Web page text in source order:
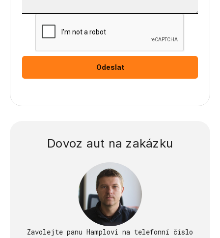
Dovoz aut na zakázku
Zavolejte panu Hamplovi na telefonní číslo